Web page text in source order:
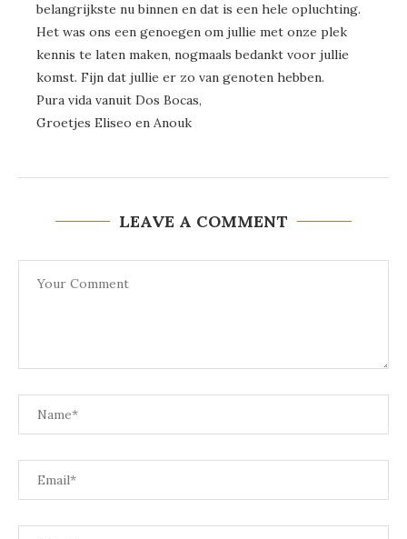
belangrijkste nu binnen en dat is een hele opluchting.
Het was ons een genoegen om jullie met onze plek
kennis te laten maken, nogmaals bedankt voor jullie
komst. Fijn dat jullie er zo van genoten hebben.
Pura vida vanuit Dos Bocas,
Groetjes Eliseo en Anouk
LEAVE A COMMENT